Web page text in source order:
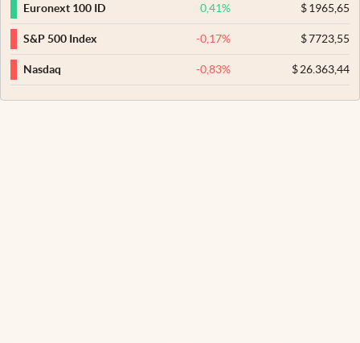
Euronext 100 ID 0,41% $1965,65
S&P 500 Index -0,17% $7723,55
Nasdaq -0,83% $26.363,44